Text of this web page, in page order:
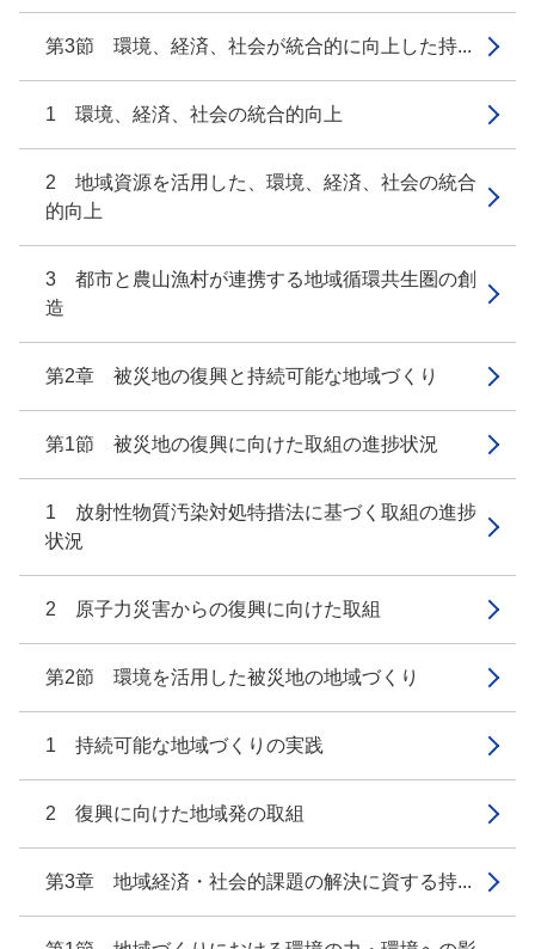
第3節 環境、経済、社会が統合的に向上した持...
1 環境、経済、社会の統合的向上
2 地域資源を活用した、環境、経済、社会の統合
的向上
3 都市と農山漁村が連携する地域循環共生圏の創
造
第2章 被災地の復興と持続可能な地域づくり
第1節 被災地の復興に向けた取組の進捗状況
1 放射性物質汚染対処特措法に基づく取組の進捗
状況
2 原子力災害からの復興に向けた取組
第2節 環境を活用した被災地の地域づくり
1 持続可能な地域づくりの実践
2 復興に向けた地域発の取組
第3章 地域経済・社会的課題の解決に資する持...